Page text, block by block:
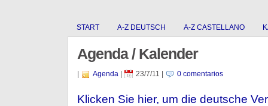
START A-Z DEUTSCH A-Z CASTELLANO
Agenda / Kalender
Agenda| 23/7/11 0 comentarios
Klicken Sie hier, um die deutsche